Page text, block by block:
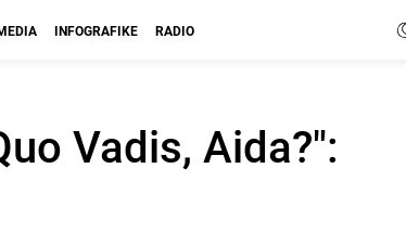
INFOGRAFIKE RADIO
Vadis, Aida?":